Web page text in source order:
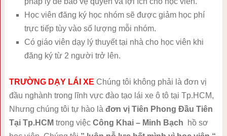
Học viên đăng ký học nhóm sẽ được giảm học phí
trực tiếp tùy vào số lượng mỗi nhóm.
Có giáo viên dạy lý thuyết tại nhà cho học viên khi
đăng ký từ 2 người trở lên.
TRƯỜNG DẠY LÁI XE Chúng tôi không phải là đơn vị
đầu nghành trong lĩnh vực đào tạo lái xe ô tô tại Tp.HCM,
Nhưng chúng tôi tự hào là đơn vị Tiên Phong Đầu Tiên
Tại Tp.HCM trong việc Công Khai – Minh Bạch hồ sơ